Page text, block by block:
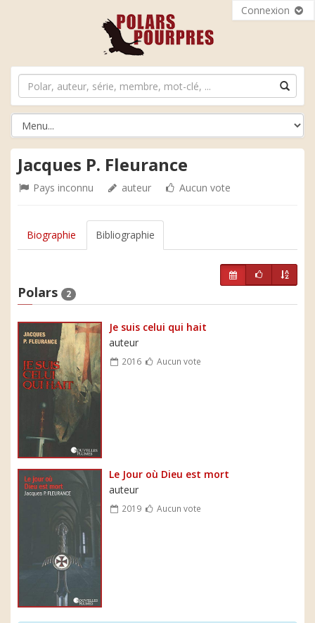
Connexion
Jacques P. Fleurance
Pays inconnu auteur Aucun vote
Biographie Bibliographie
Polars 2
Je suis celui qui hait
auteur
2016 Aucun vote
Le Jour où Dieu est mort
auteur
2019 Aucun vote